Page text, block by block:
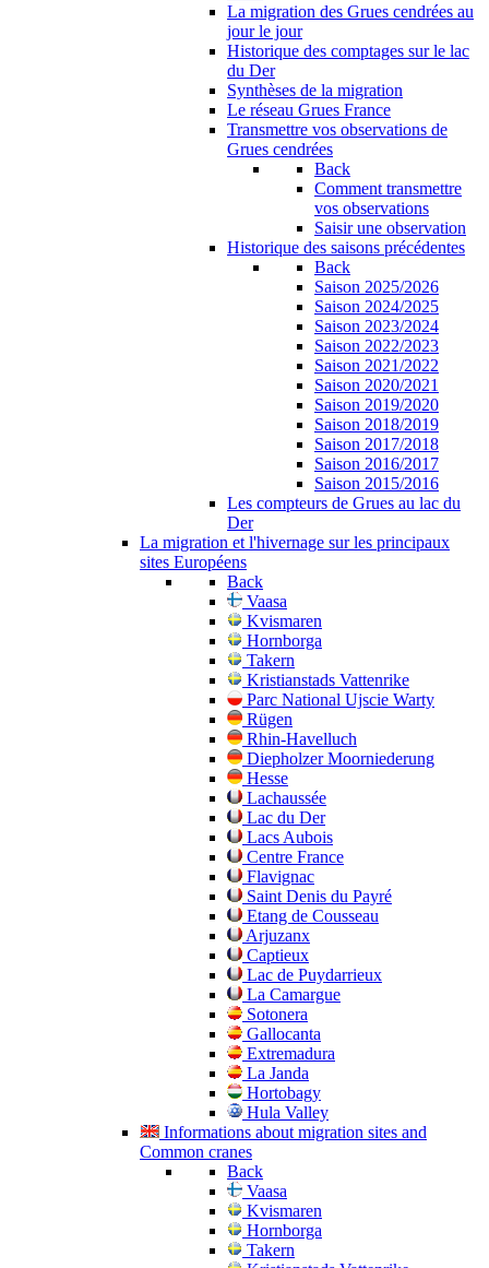
La migration des Grues cendrées au
jour le jour
Historique des comptages sur le lac
du Der
Synthèses de la migration
Le réseau Grues France
Transmettre vos observations de
Grues cendrées
Back
Comment transmettre
vos observations
Saisir une observation
Historique des saisons précédentes
Back
Saison 2025/2026
Saison 2024/2025
Saison 2023/2024
Saison 2022/2023
Saison 2021/2022
Saison 2020/2021
Saison 2019/2020
Saison 2018/2019
Saison 2017/2018
Saison 2016/2017
Saison 2015/2016
Les compteurs de Grues au lac du
Der
La migration et l'hivernage sur les principaux
sites Européens
Back
Vaasa
Kvismaren
Hornborga
Takern
Kristianstads Vattenrike
Parc National Ujscie Warty
Rügen
Rhin-Havelluch
Diepholzer Moorniederung
Hesse
Lachaussée
Lac du Der
Lacs Aubois
Centre France
Flavignac
Saint Denis du Payré
Etang de Cousseau
Arjuzanx
Captieux
Lac de Puydarrieux
La Camargue
Sotonera
Gallocanta
Extremadura
La Janda
Hortobagy
Hula Valley
Informations about migration sites and
Common cranes
Back
Vaasa
Kvismaren
Hornborga
Takern